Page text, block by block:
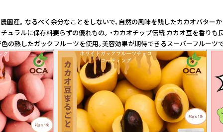
。 なるべく余分なことをしないで、自然の風味を残したカカオ
ルに保存料要らずの優れもの。 ・カカオチップ伝統 カカオ豆
熟したガックフルーツを使用。美容効果が期待できるスーバーフルーツ